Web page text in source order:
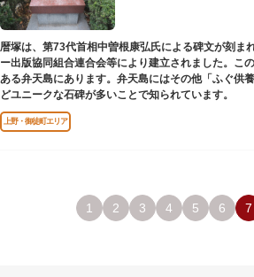
暦塚は、第73代首相中曽根康弘氏による碑文が刻ま
ー出版協同組合連合会等により建立されました。こ
ある弁天島にあります。弁天島にはその他「ふぐ供
どユニークな石碑が多いことで知られています。
上野・御徒町エリア
1 2 3 4 5 6 7